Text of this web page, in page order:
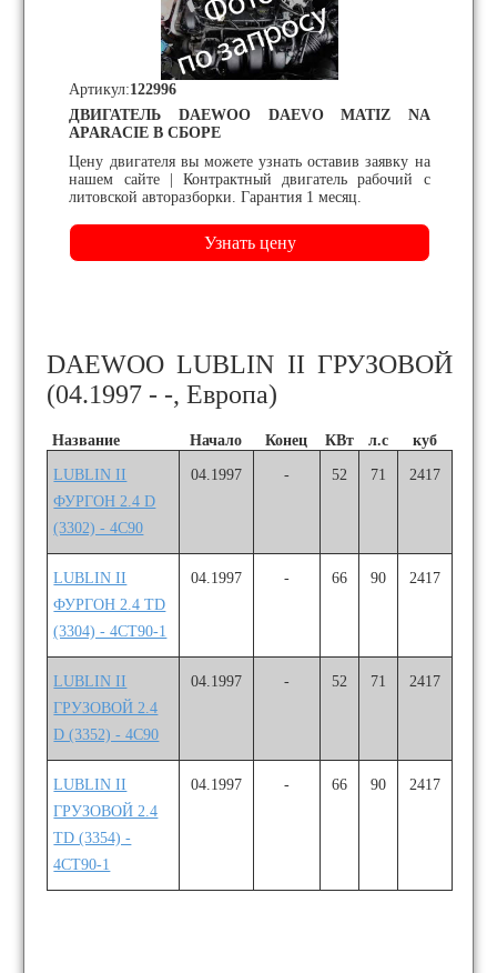
ДВИГАТЕЛЬ DAEWOO DAEVO MATIZ NA
APARACIE В СБОРЕ
Цену двигателя вы можете узнать оставив заявку на
нашем сайте | Контрактный двигатель рабочий с
литовской авторазборки. Гарантия 1 месяц.
Артикул:122996
DAEWOO LUBLIN II ГРУЗОВОЙ
(04.1997 - -, Европа)
Название Начало Конец КВт л.с куб
LUBLIN II
ФУРГОН 2.4 D
(3302) - 4C90
04.1997 - 52 71 2417
LUBLIN II
ФУРГОН 2.4 TD
(3304) - 4CT90-1
04.1997 - 66 90 2417
LUBLIN II
ГРУЗОВОЙ 2.4
D (3352) - 4C90
04.1997 - 52 71 2417
LUBLIN II
ГРУЗОВОЙ 2.4
TD (3354) -
4CT90-1
04.1997 - 66 90 2417